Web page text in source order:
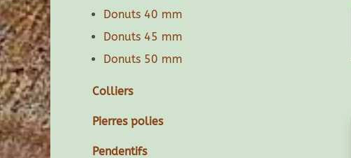
Donuts 40 mm
Donuts 45 mm
Donuts 50 mm
Colliers
Pierres polies
Pendentifs